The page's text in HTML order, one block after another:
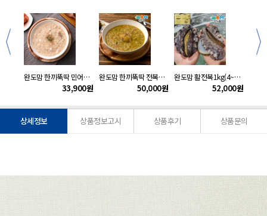
완도맘 한끼뚝딱 민어죽3팩(200gx3팩)
33,900원
완도맘 한끼뚝딱 전복죽5팩(200gx5팩)
50,000원
완도맘 활전복1kg(4~5미)부직포포장
52,000원
상세정보 상품정보고시 상품후기 상품문의